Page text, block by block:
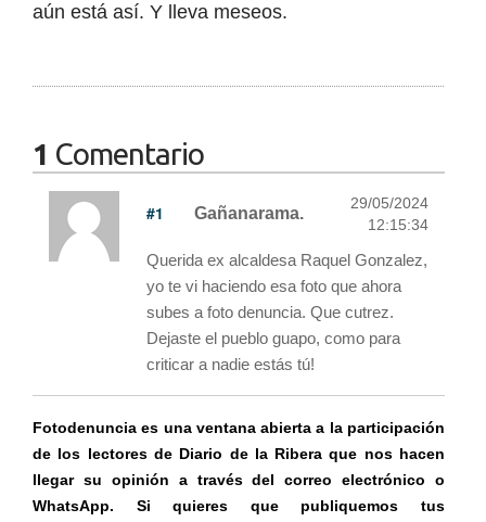
aún está así. Y lleva meseos.
1 Comentario
#1 Gañanarama.
29/05/2024
12:15:34
Querida ex alcaldesa Raquel Gonzalez,
yo te vi haciendo esa foto que ahora
subes a foto denuncia. Que cutrez.
Dejaste el pueblo guapo, como para
criticar a nadie estás tú!
Fotodenuncia es una ventana abierta a la participación
de los lectores de Diario de la Ribera que nos hacen
llegar su opinión a través del correo electrónico o
WhatsApp. Si quieres que publiquemos tus